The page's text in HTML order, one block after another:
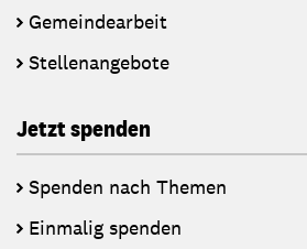
Gemeindearbeit
Stellenangebote
Jetzt spenden
Spenden nach Themen
Einmalig spenden